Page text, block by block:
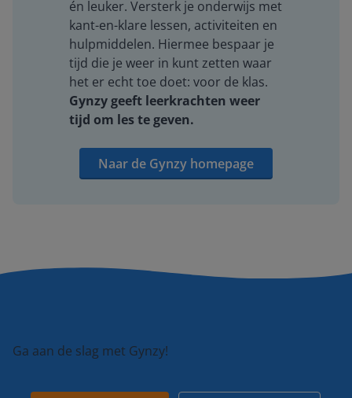
én leuker. Versterk je onderwijs met
kant-en-klare lessen, activiteiten en
hulpmiddelen. Hiermee bespaar je
tijd die je weer in kunt zetten waar
het er echt toe doet: voor de klas.
Gynzy geeft leerkrachten weer
tijd om les te geven.
Naar de Gynzy homepage
Ga aan de slag met Gynzy!